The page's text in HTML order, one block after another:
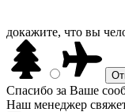
докажите, что вы
Спасибо за Ваше
Наш менеджер